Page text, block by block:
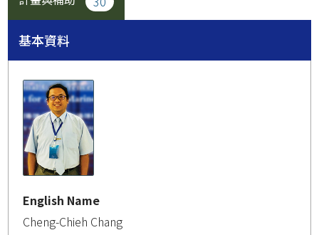
基本資料
English Name
Cheng-Chieh Chang